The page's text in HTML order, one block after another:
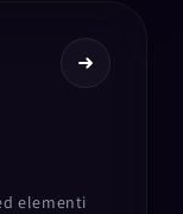
elementi